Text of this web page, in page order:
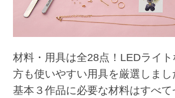
材料・用具は全28点！LEDライ
方も使いやすい用具を厳選しまし
基本３作品に必要な材料はすべて